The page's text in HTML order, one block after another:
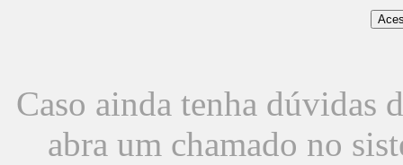
Caso ainda tenha dúvidas
abra um chamado no